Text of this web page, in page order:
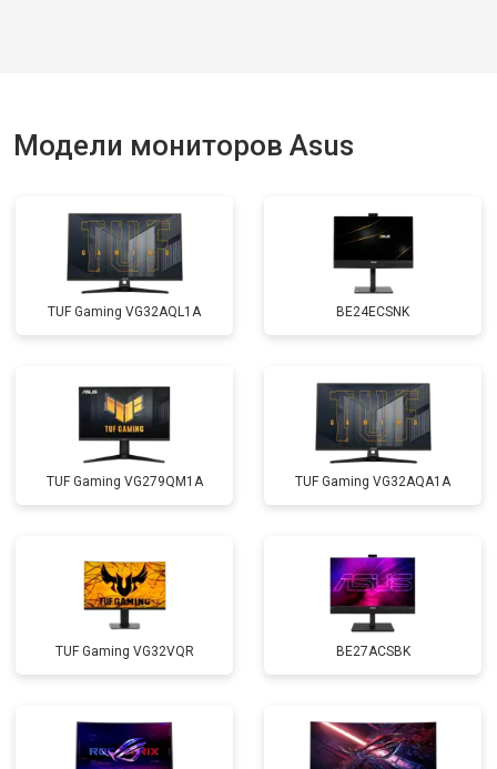
Модели мониторов Asus
TUF Gaming VG32AQL1A BE24ECSNK
TUF Gaming VG279QM1A TUF Gaming VG32AQA1A
TUF Gaming VG32VQR BE27ACSBK